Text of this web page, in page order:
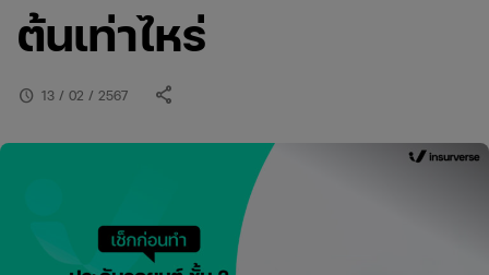
ต้นเท่าไหร่
schedule 13 / 02 / 2567 share